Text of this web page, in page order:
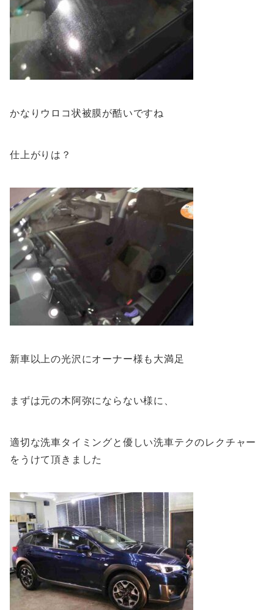
かなりウロコ状被膜が酷いですね
仕上がりは？
新車以上の光沢にオーナー様も大満足
まずは元の木阿弥にならない様に、
適切な洗車タイミングと優しい洗車テクのレクチャー
をうけて頂きました